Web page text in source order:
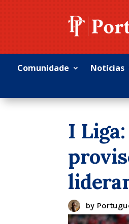
Comunidade Notícias
I
by